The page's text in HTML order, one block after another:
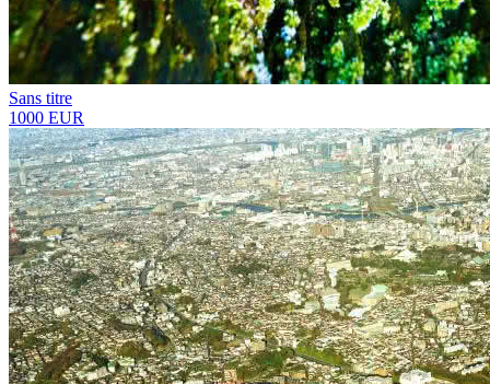
Sans titre
1000 EUR